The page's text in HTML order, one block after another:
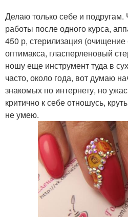
Делаю только себе и
работы после одного курса,
450 р, стерилизация
оптимакса, гласперленовый
ношу еще инструмент туда в
часто, около года, вот думаю
знакомых по интернету, но
критично к себе отношусь,
не умею.